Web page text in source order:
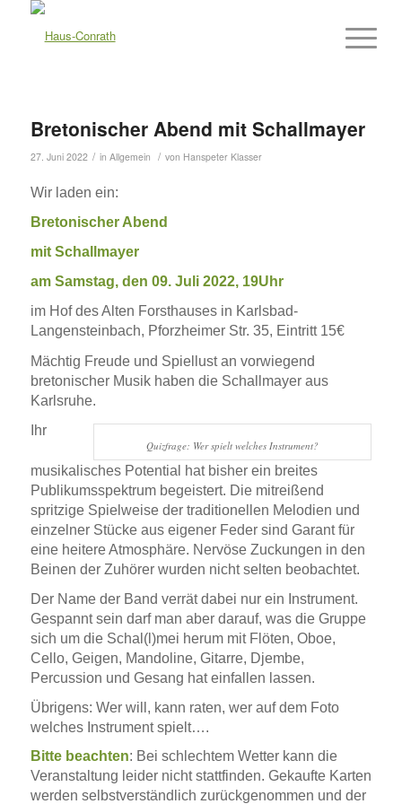
Bretonischer Abend mit Schallmayer
27. Juni 2022 / in Allgemein / von Hanspeter Klasser
Wir laden ein:
Bretonischer Abend
mit Schallmayer
am Samstag, den 09.Juli 2022, 19Uhr
im Hof des Alten Forsthauses in Karlsbad-
Langensteinbach, Pforzheimer Str. 35, Eintritt 15€
Mächtig Freude und Spiellust an vorwiegend
bretonischer Musik haben die Schallmayer aus
Karlsruhe.
Quizfrage: Wer spielt welches Instrument?
Ihr
musikalisches Potential hat bisher ein breites
Publikumsspektrum begeistert. Die mitreißend
spritzige Spielweise der traditionellen Melodien und
einzelner Stücke aus eigener Feder sind Garant für
eine heitere Atmosphäre. Nervöse Zuckungen in den
Beinen der Zuhörer wurden nicht selten beobachtet.
Der Name der Band verrät dabei nur ein Instrument.
Gespannt sein darf man aber darauf, was die Gruppe
sich um die Schal(l)mei herum mit Flöten, Oboe,
Cello, Geigen, Mandoline, Gitarre, Djembe,
Percussion und Gesang hat einfallen lassen.
Übrigens: Wer will, kann raten, wer auf dem Foto
welches Instrument spielt….
Bitte beachten: Bei schlechtem Wetter kann die
Veranstaltung leider nicht stattfinden. Gekaufte Karten
werden selbstverständlich zurückgenommen und der